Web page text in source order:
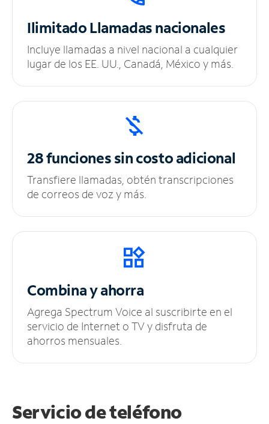
IlimitadoLlamadas nacionales
Incluye llamadas a nivel nacional a cualquier
lugar de los EE. UU., Canadá, México y más.
28 funciones sincosto adicional
Transfiere llamadas, obtén transcripciones
de correos de voz y más.
Combina y ahorra
Agrega Spectrum Voice al suscribirte en el
servicio de Internet o TV y disfruta de
ahorros mensuales.
Servicio de teléfono